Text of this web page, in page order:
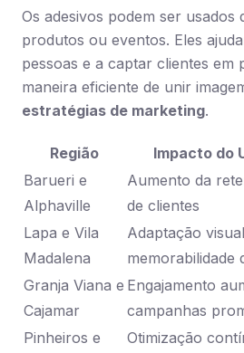
Os adesivos podem ser usados
produtos ou eventos. Eles
pessoas e a captar clientes em
maneira eficiente de unir
estratégias de marketing.
Região
Impacto do
Barueri e
Alphaville
Aumento da
de clientes
Lapa e Vila
Madalena
Adaptação
memorabilidade
Granja Viana e
Cajamar
Engajamento
campanhas
Pinheiros e
Otimização